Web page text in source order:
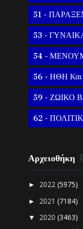
51 -
53 -
54 -
56 - ΗΘΗ
59 - ΖΩΙΚΟ
62 -
Αρχειοθήκη
► 2022(5975)
► 2021(7184)
▼ 2020(3463)